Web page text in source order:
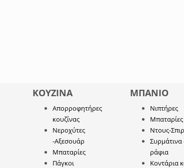
ΚΟΥΖΙΝΑ
Απορροφητήρες
κουζίνας
Νεροχύτες
-Αξεσουάρ
Μπαταρίες
Πάγκοι
ΜΠΑΝΙΟ
Νιπτήρες
Μπαταρίες
Ντους-
ράφια
Κοντάρια